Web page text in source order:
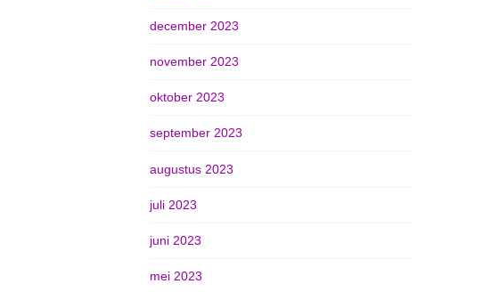
december 2023
november 2023
oktober 2023
september 2023
augustus 2023
juli 2023
juni 2023
mei 2023